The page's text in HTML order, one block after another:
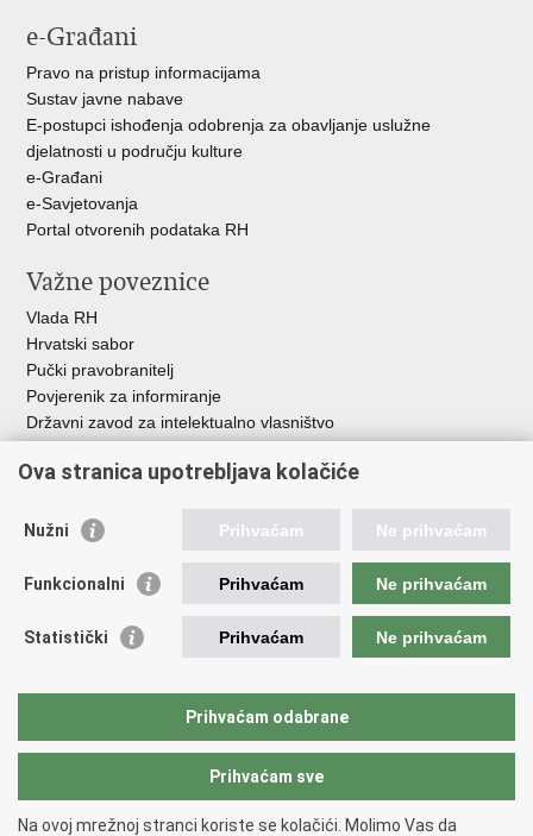
e-Građani
Pravo na pristup informacijama
Sustav javne nabave
E-postupci ishođenja odobrenja za obavljanje uslužne
djelatnosti u području kulture
e-Građani
e-Savjetovanja
Portal otvorenih podataka RH
Važne poveznice
Vlada RH
Hrvatski sabor
Pučki pravobranitelj
Povjerenik za informiranje
Državni zavod za intelektualno vlasništvo
HAKOM
Ostale poveznice
Hrvatski audiovizualni centar
Creative Europe
EU National Institutes for Culture
Međunarodni centar za podvodnu arheologiju u Zadru (MCPA)
Ova stranica upotrebljava kolačiće
Nužni Prihvaćam Ne prihvaćam
Funkcionalni Prihvaćam Ne prihvaćam
Statistički Prihvaćam Ne prihvaćam
Prihvaćam odabrane
Prihvaćam sve
Na ovoj mrežnoj stranci koriste se kolačići. Molimo Vas da